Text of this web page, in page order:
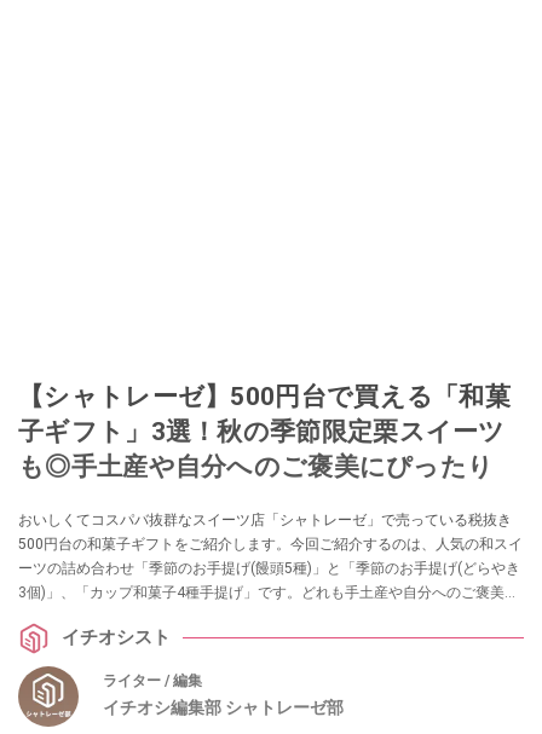
【シャトレーゼ】500円台で買える「和菓
子ギフト」3選！秋の季節限定栗スイーツ
も◎手土産や自分へのご褒美にぴったり
おいしくてコスパバ抜群なスイーツ店「シャトレーゼ」で売っている税抜き
500円台の和菓子ギフトをご紹介します。今回ご紹介するのは、人気の和スイ
ーツの詰め合わせ「季節のお手提げ(饅頭5種)」と「季節のお手提げ(どらやき
3個)」、「カップ和菓子4種手提げ」です。どれも手土産や自分へのご褒美と
イチオシスト
ライター / 編集
イチオシ編集部 シャトレーゼ部